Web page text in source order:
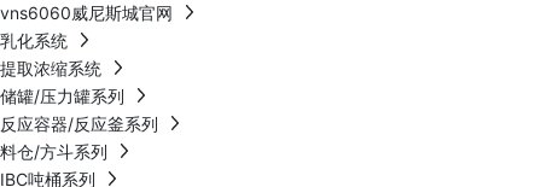
vns6060威尼斯城官网
乳化系统
提取浓缩系统
储罐/压力罐系列
反应容器/反应釜系列
料仓/方斗系列
IBC吨桶系列